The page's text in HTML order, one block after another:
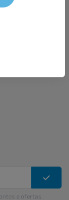
e ofertas.